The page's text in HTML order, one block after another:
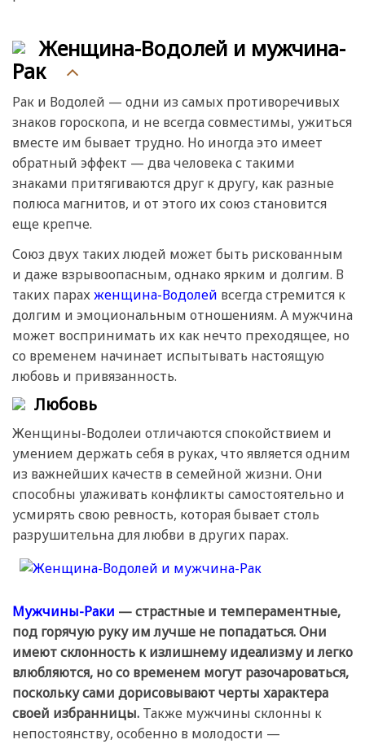
Женщина-Водолей и мужчина-
Рак
Рак и Водолей — одни из самых противоречивых
знаков гороскопа, и не всегда совместимы, ужиться
вместе им бывает трудно. Но иногда это имеет
обратный эффект — два человека с такими
знаками притягиваются друг к другу, как разные
полюса магнитов, и от этого их союз становится
еще крепче.
Союз двух таких людей может быть рискованным
и даже взрывоопасным, однако ярким и долгим. В
таких парахженщина-Водолей всегда стремится к
долгим и эмоциональным отношениям. А мужчина
может воспринимать их как нечто преходящее, но
со временем начинает испытывать настоящую
любовь и привязанность.
Любовь
Женщины-Водолеи отличаются спокойствием и
умением держать себя в руках, что является одним
из важнейших качеств в семейной жизни. Они
способны улаживать конфликты самостоятельно и
усмирять свою ревность, которая бывает столь
разрушительна для любви в других парах.
Мужчины-Раки — страстные и темпераментные,
под горячую руку им лучше не попадаться. Они
имеют склонность к излишнему идеализму и легко
влюбляются, но со временем могут разочароваться,
поскольку сами дорисовывают черты характера
своей избранницы. Также мужчины склонны к
непостоянству, особенно в молодости —